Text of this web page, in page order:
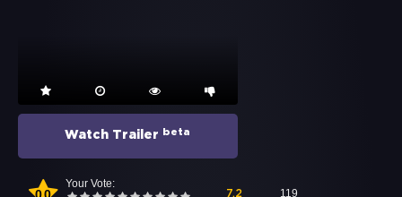
Watch Trailer beta
0.0
Your Vote:
7.2 119